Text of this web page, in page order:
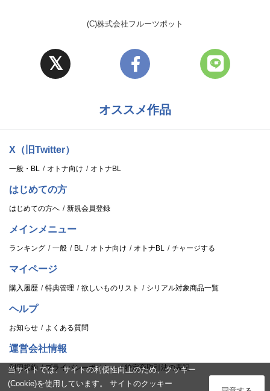
(C)株式会社フルーツポット
オススメ作品
X（旧Twitter）
一般・BL オトナ向け オトナBL
はじめての方
はじめての方へ 新規会員登録
メインメニュー
ランキング 一般 BL オトナ向け オトナBL チャージする
マイページ
購入履歴 特典管理 欲しいものリスト シリアル対象商品一覧
ヘルプ
お知らせ よくある質問
運営会社情報
利用規約 プライバシーポリシー 特定商取引法の表記
当サイトでは、サイトの利便性向上のため、クッキー
(Cookie)を使用しています。 サイトのクッキー